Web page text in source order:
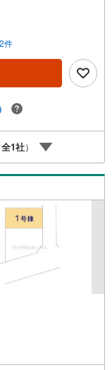
での営業を心がけて
い！◆他社様でご紹
ます。◆おまとめロ
ード系の借入・エア
能です。◆お忙しいと
。◆勤続年数が1年未満
続相談・空家管理・
（＾＾）！
件
全1社）